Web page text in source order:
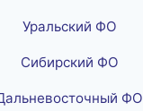
Уральский ФО
Сибирский ФО
ФО